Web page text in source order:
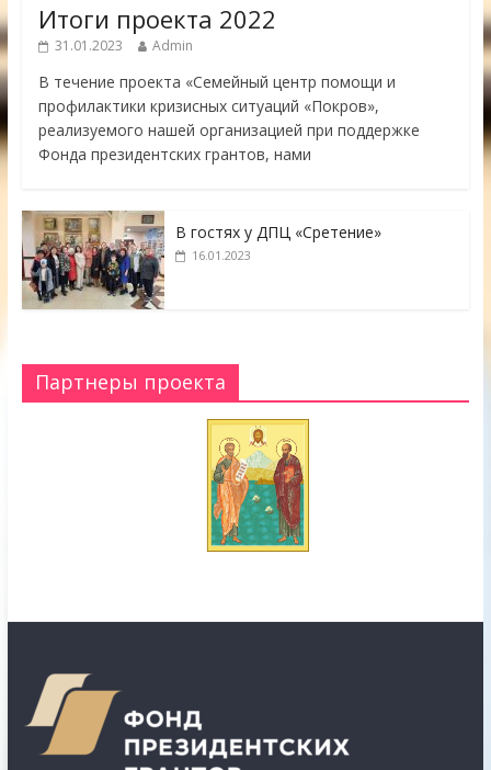
Итоги проекта 2022
31.01.2023 Admin
В течение проекта «Семейный центр помощи и
профилактики кризисных ситуаций «Покров»,
реализуемого нашей организацией при поддержке
Фонда президентских грантов, нами
В гостях у ДПЦ «Сретение»
16.01.2023
Партнеры проекта